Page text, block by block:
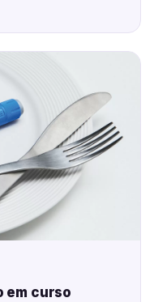
em curso